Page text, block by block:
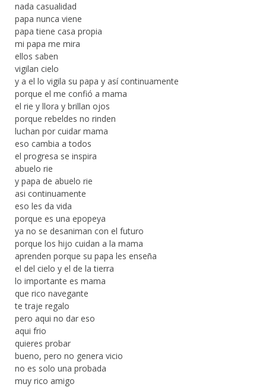
nada casualidad
papa nunca viene
papa tiene casa propia
mi papa me mira
ellos saben
vigilan cielo
y a el lo vigila su papa y así continuamente
porque el me confió a mama
el rie y llora y brillan ojos
porque rebeldes no rinden
luchan por cuidar mama
eso cambia a todos
el progresa se inspira
abuelo rie
y papa de abuelo rie
asi continuamente
eso les da vida
porque es una epopeya
ya no se desaniman con el futuro
porque los hijo cuidan a la mama
aprenden porque su papa les enseña
el del cielo y el de la tierra
lo importante es mama
que rico navegante
te traje regalo
pero aqui no dar eso
aqui frio
quieres probar
bueno, pero no genera vicio
no es solo una probada
muy rico amigo